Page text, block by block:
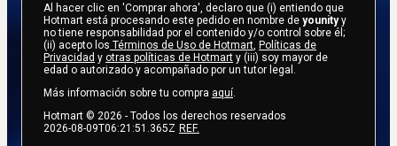
Al hacer clic en 'Comprar ahora', declaro que (i) entiendo que
Hotmart está procesando este pedido en nombre de younityy
no tiene responsabilidad por el contenido y/o control sobre él;
(ii) acepto los Términos de Uso de Hotmart Políticas de
Privacidad y otras políticas de Hotmart y (iii) soy mayor de
edad o autorizado y acompañado por un tutor legal.
Más información sobre tu compra aquí
Hotmart © 2026 - Todos los derechos reservados
2026-08-09T06:21:51.365Z REF.